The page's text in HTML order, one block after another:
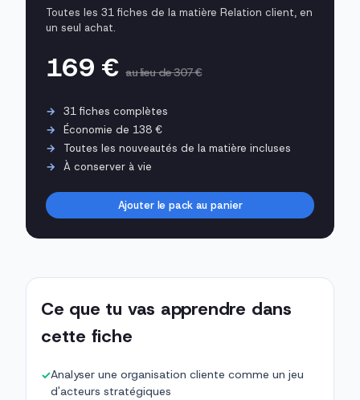
Toutes les 31 fiches de la matière Relation client, en
un seul achat.
169 €au lieu de 307 €
31 fiches complètes
Économie de 138 €
Toutes les nouveautés de la matière incluses
À conserver à vie
Ajouter le pack au panier
Ce que tu vas apprendre dans
cette fiche
✓Analyser une organisation cliente comme un jeu
d'acteurs stratégiques